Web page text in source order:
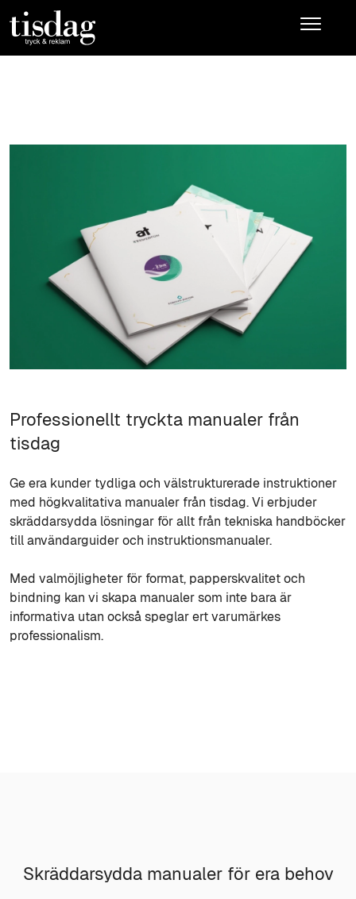
Professionellt tryckta manualer från
tisdag
Ge era kunder tydliga och välstrukturerade instruktioner
med högkvalitativa manualer från tisdag. Vi erbjuder
skräddarsydda lösningar för allt från tekniska handböcker
till användarguider och instruktionsmanualer.
Med valmöjligheter för format, papperskvalitet och
bindning kan vi skapa manualer som inte bara är
informativa utan också speglar ert varumärkes
professionalism.
Skräddarsydda manualer för era behov